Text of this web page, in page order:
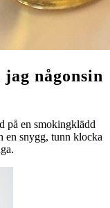
någonsin
på en smokingklädd
en snygg, tunn klocka